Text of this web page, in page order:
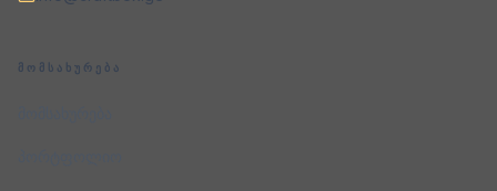
ᲛᲝᲛᲡᲐᲮᲣᲠᲔᲑᲐ